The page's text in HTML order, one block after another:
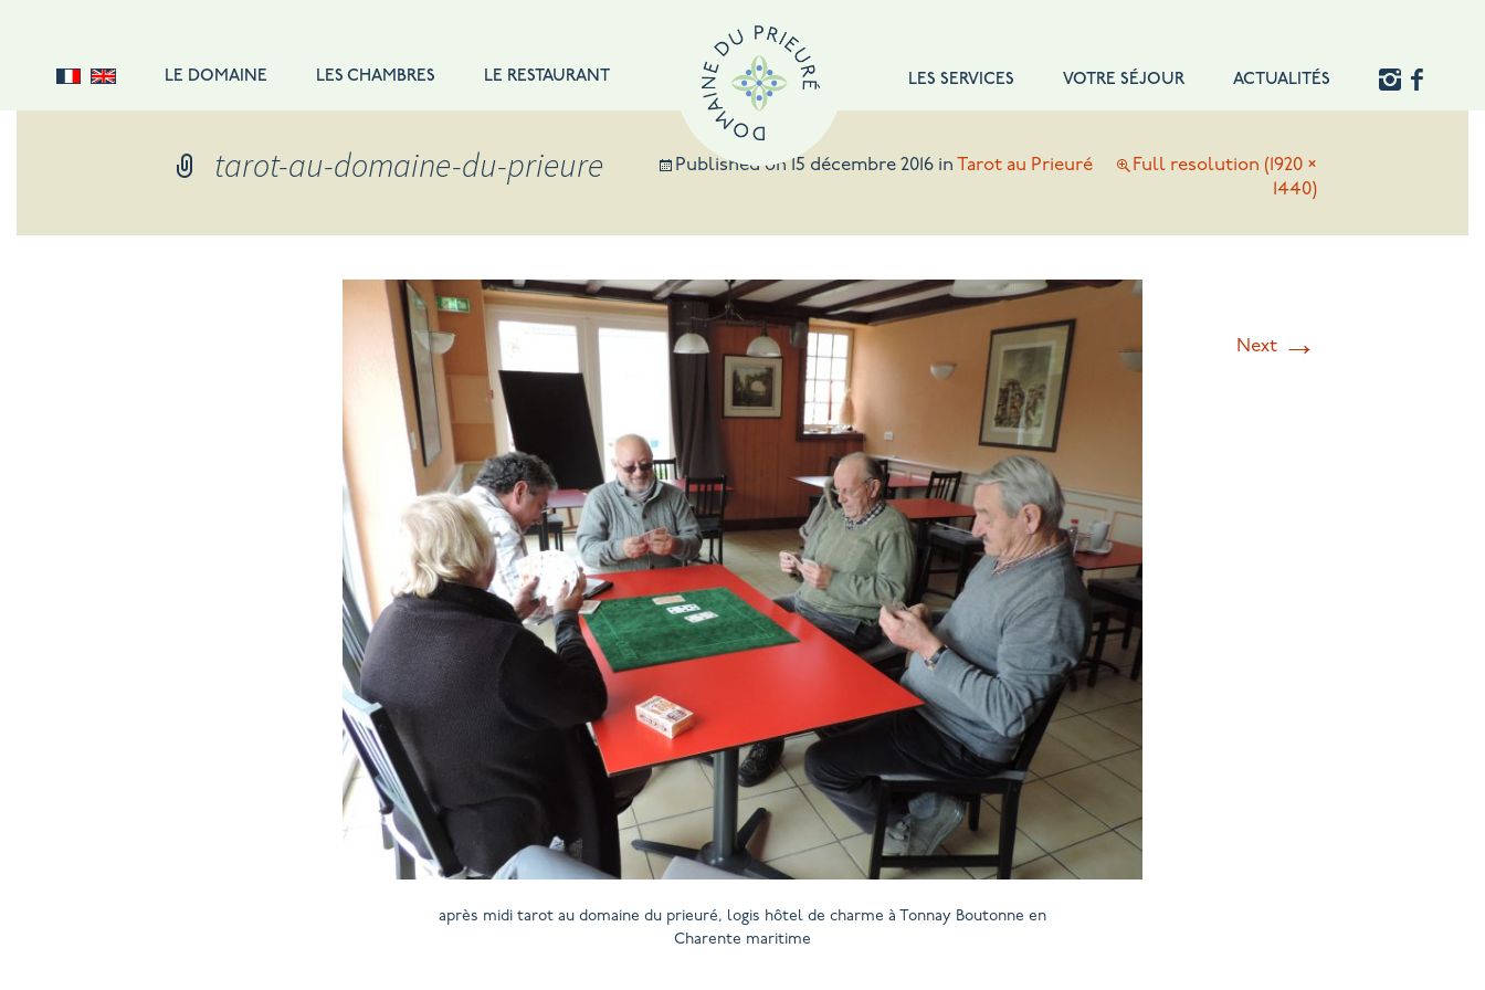
LE DOMAINE LES CHAMBRES
DOUBLE CONFORT
SUITE
LE RESTAURANT LES SERVICES VOTRE SÉJOUR ACTUALITÉS
tarot-au-domaine-du-prieure Published on15 décembre 2016 in Tarot au Prieuré
Full resolution (1920 ×
1440)
Next →
après midi tarot au domaine du prieuré, logis hôtel de charme à Tonnay Boutonne en
Charente maritime